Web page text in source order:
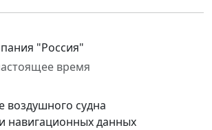
"Россия"
время
воздушного судна
навигационных данных